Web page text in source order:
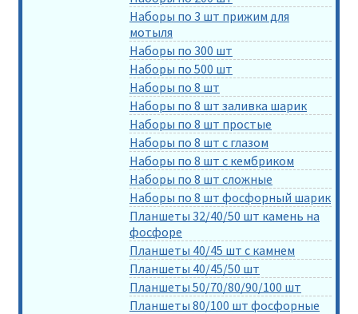
Наборы по 3 шт прижим для
мотыля
Наборы по 300 шт
Наборы по 500 шт
Наборы по 8 шт
Наборы по 8 шт заливка шарик
Наборы по 8 шт простые
Наборы по 8 шт с глазом
Наборы по 8 шт с кембриком
Наборы по 8 шт сложные
Наборы по 8 шт фосфорный шарик
Планшеты 32/40/50 шт камень на
фосфоре
Планшеты 40/45 шт с камнем
Планшеты 40/45/50 шт
Планшеты 50/70/80/90/100 шт
Планшеты 80/100 шт фосфорные